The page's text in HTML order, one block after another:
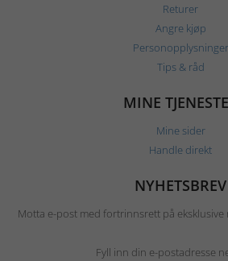
Returer
Angre kjøp
Personopplysninger
Tips & råd
MINE
Mine sider
Handle direkt
NYHETSBREV
Motta e-post med fortrinnsrett på
Fyll inn din e-postadresse